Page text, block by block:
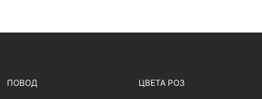
ПОВОД ЦВЕТА РОЗ